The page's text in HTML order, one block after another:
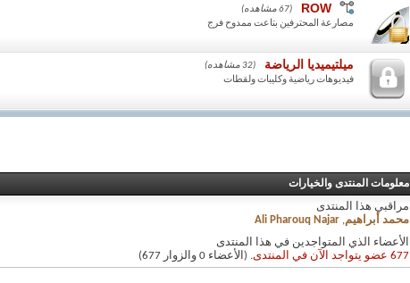
ROW
(67 مشاهده)
مصارعة المحترفين بتاعت ممدوح فرج
ميلتيميديا الرياضة
(32 مشاهده)
فيديوهات رياضية وكليبات ولقطات
معلومات المنتدى والخيارات
مراقبي هذا المنتدى
محمد أبراهيم,
Ali Pharouq Najar
الأعضاء الذي المتواجدين في هذا المنتدى
677 عضو يتواجد الآن في المنتدى
. (الأعضاء 0 والزوار 677)